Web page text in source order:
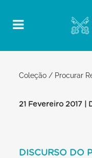
Coleção / Procurar
21 Fevereiro 2017 |
DISCURSO DO